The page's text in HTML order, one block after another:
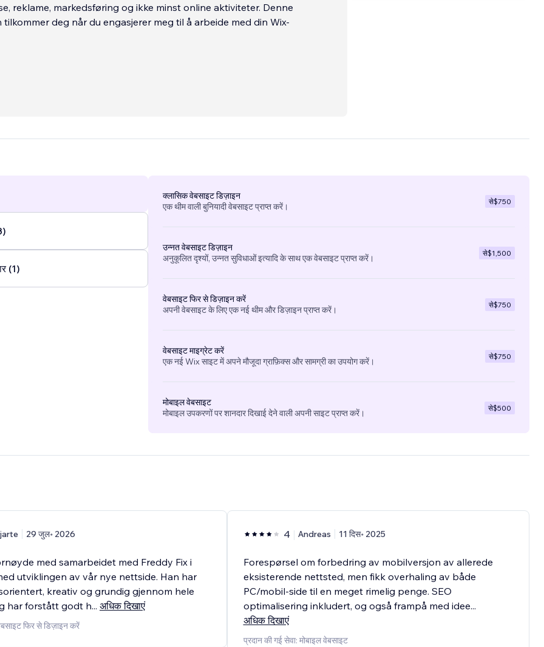
reklame, markedsføring og ikke minst online aktiviteter. Denne
deg når du engasjerer meg til å arbeide med din Wix-
være optimalisert for mobil og ha en struktur som gjør det
datamaskiner. Mobiltelefonen har inntatt tronen som den
sine smarttelefoner.
(1)
क्लासिक वेबसाइट डिज़ाइन
एक थीम वाली बुनियादी वेबसाइट प्राप्त करें।
से$750
उन्नत वेबसाइट डिज़ाइन
अनुकूलित दृश्यों, उन्नत सुविधाओं इत्यादि के साथ एक वेबसाइट प्राप्त करें।
से$1,500
वेबसाइट फिर से डिज़ाइन करें
अपनी वेबसाइट के लिए एक नई थीम और डिज़ाइन प्राप्त करें।
से$750
वेबसाइट माइग्रेट करें
एक नई Wix साइट में अपने मौजूदा ग्राफ़िक्स और सामग्री का उपयोग करें।
से$750
मोबाइल वेबसाइट
मोबाइल उपकरणों पर शानदार दिखाई देने वाली अपनी साइट प्राप्त करें।
से$500
29 जुल॰ 2026
med samarbeidet med Freddy Fix i
utviklingen av vår nye nettside. Han har
kreativ og grundig gjennom hele
har forstått godt h... अधिक दिखाएं
फिर से डिज़ाइन करें
4 Andreas 11 दिस॰ 2025
Forespørsel om forbedring av mobilversjon av allerede
eksisterende nettsted, men fikk overhaling av både
PC/mobil-side til en meget rimelig penge. SEO
optimalisering inkludert, og også frampå med idee...
अधिक दिखाएं
प्रदान की गई सेवा: मोबाइल वेबसाइट